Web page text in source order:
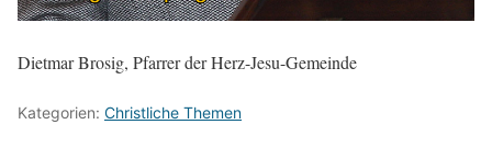
Dietmar Brosig, Pfarrer der Herz-Jesu-Gemeinde
Kategorien: Christliche Themen